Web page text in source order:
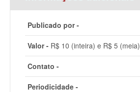
Publicado por -
Valor - R$ 10 (inteira) e R$ 5 (meia)
Contato -
Periodicidade -